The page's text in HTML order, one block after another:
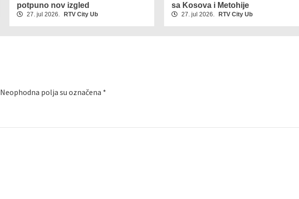
potpuno nov izgled
27. jul 2026. RTV City Ub
sa Kosova i Metohije
27. jul 2026. RTV City Ub
Neophodna polja su označena *